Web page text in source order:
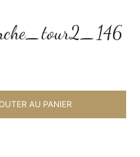
AU PANIER